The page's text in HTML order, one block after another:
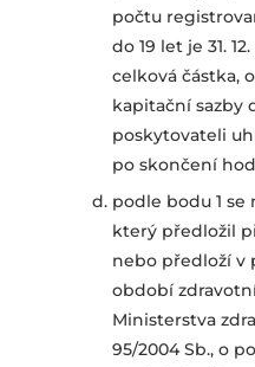
počtu
do 19 let je 31.
celková částka,
kapitační sazby
poskytovateli
po skončení
podle bodu 1 se
který předložil
nebo předloží v
období
Ministerstva
95/2004 Sb., o